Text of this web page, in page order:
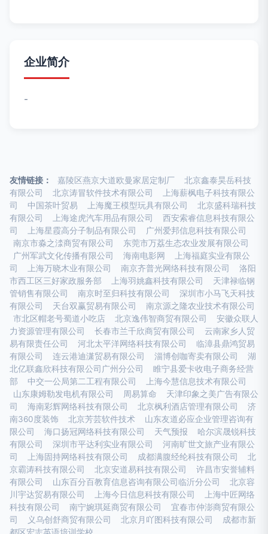
企业简介
-
友情链接： 嘉陵区燕京大道欧曼家居定制厂
北京鑫泰昊岳科技
有限公司
北京涛冒软件技术有限公司
上海薪枫电子科技有限公
司
中国茶叶贸易 上海魔王模型玩具有限公司
北京盛科瑞科技
有限公司
上海途虎汽车用品有限公司
西安索睿信息科技有限公
司
上海星霞高分子制品有限公司
广州爱邦信息科技有限公司
南京市淼之渁商贸有限公司
东莞市万荔生态农业发展有限公司
广州军武文化传播有限公司
海南电影网
上海福庭实业有限公
司
上海万晓木业有限公司 南京齐普光网络科技有限公司
洛阳
市西工区三好家政服务部
上海羽姚鑫科技有限公司
天津禄临钢
管销售有限公司
南京时至归科技有限公司
深圳市小马飞天科技
有限公司
天台双赢贸易有限公司
南京源之隆农业技术有限公司
市北区帽老号蜀道小吃店
北京逸伟智商贸有限公司
安徽众联人
力资源管理有限公司
长春市兰千欣商贸有限公司
云南家乡人贸
易有限责任公司
河北太平洋网络科技有限公司
临漳县鼎鸿贸易
有限公司
连云港迪潇贸易有限公司 淄博创咖寄卖有限公司
湖
北亿联鑫欣科技有限公司广州分公司
睢宁县爱卡收电子商务经营
部
中交一公局第二工程有限公司
上海今慧信息技术有限公司
山东康姆勒发电机有限公司
周易算命
天津印象之美广告有限公
司
海南彩辉网络科技有限公司 北京枫利酒店管理有限公司
济
南360度装饰
北京芳芸软件技术
山东友道必应企业管理咨询有
限公司
海口扬冠网络科技有限公司 天气预报
哈尔滨晟锐科技
有限公司
深圳市平达利实业有限公司
河南旷世文旅产业有限公
司
上海固持网络科技有限公司 成都满腹经纶科技有限公司
北
京霸涛科技有限公司
北京安道易科技有限公司
许昌市安誉辅料
有限公司
山东百分百教育信息咨询有限公司临沂分公司
北京容
川宇达贸易有限公司
上海今日信息科技有限公司
上海中匠网络
科技有限公司
南宁婉琪延商贸有限公司
宜春市仲澎商贸有限公
司
义乌创舒商贸有限公司 北京月吖图科技有限公司
成都市新